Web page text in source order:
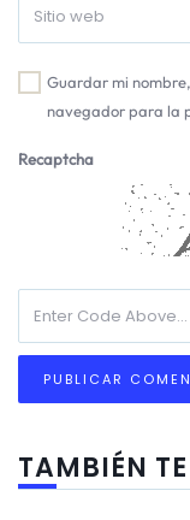
Guardar mi
navegador para la
Recaptcha
TAMBIÉN